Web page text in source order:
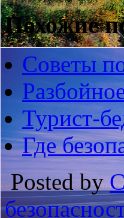
Похожие
Советы
Турист-
Где
Posted by